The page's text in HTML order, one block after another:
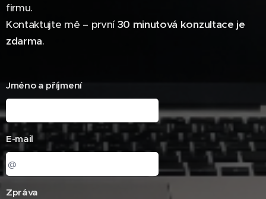
firmu.
Kontaktujte mě – první30 minutová konzultace je
zdarma.
Jméno a příjmení
E-mail
Zpráva